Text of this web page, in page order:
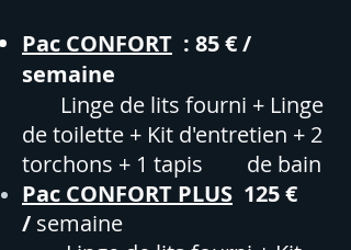
Pac CONFORT : 85 € /
semaine
Linge de lits fourni + Linge
de toilette + Kit d'entretien + 2
torchons + 1 tapis de bain
Pac CONFORT PLUS 125 €
/ semaine